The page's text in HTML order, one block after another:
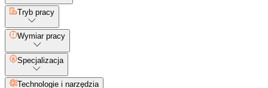
Tryb pracy
Wymiar pracy
Specjalizacja
Technologie i narzędzia